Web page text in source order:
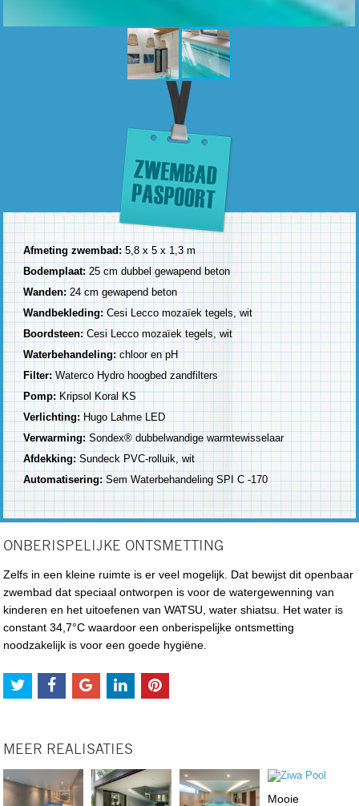
Afmeting zwembad:5,8 x 5 x 1,3 m
Bodemplaat:25 cm dubbel gewapend beton
Wanden:24 cm gewapend beton
Wandbekleding:Cesi Lecco mozaïek tegels, wit
Boordsteen:Cesi Lecco mozaïek tegels, wit
Waterbehandeling:chloor en pH
Filter: Waterco Hydro hoogbed zandfilters
Pomp: Kripsol Koral KS
Verlichting: Hugo Lahme LED
Verwarming:Sondex® dubbelwandige warmtewisselaar
Afdekking:Sundeck PVC-rolluik, wit
Automatisering:Sem Waterbehandeling SPI C -170
ONBERISPELIJKE ONTSMETTING
Zelfs in een kleine ruimte is er veel mogelijk. Dat bewijst dit openbaar
zwembad dat speciaal ontworpen is voor de watergewenning van
kinderen en het uitoefenen van WATSU, water shiatsu. Het water is
constant 34,7°C waardoor een onberispelijke ontsmetting
noodzakelijk is voor een goede hygiëne.
MEER REALISATIES
Mooie